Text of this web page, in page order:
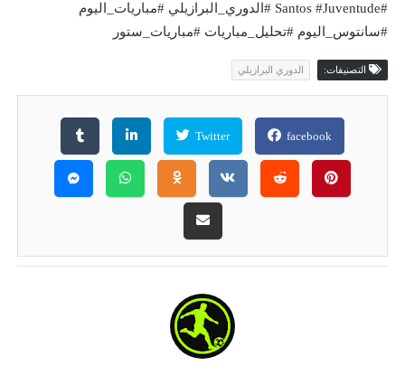
#Santos #Juventude #الدوري_البرازيلي #مباريات_اليوم
#سانتوس_اليوم #تحليل_مباريات #مباريات_ستور
التصنيفات: الدوري البرازيلي
facebook
Twitter